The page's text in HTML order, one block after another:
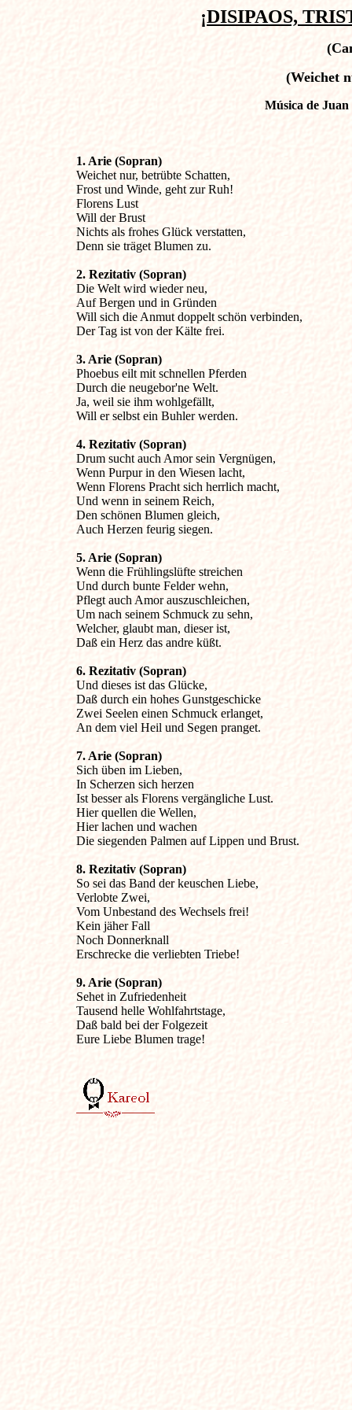
¡DISIPAOS,
(Weichet
Música de Juan
1. Arie (Sopran)
Weichet nur, betrübte Schatten,
Frost und Winde, geht zur Ruh!
Florens Lust
Will der Brust
Nichts als frohes Glück verstatten,
Denn sie träget Blumen zu.
2. Rezitativ (Sopran)
Die Welt wird wieder neu,
Auf Bergen und in Gründen
Will sich die Anmut doppelt schön verbinden,
Der Tag ist von der Kälte frei.
3. Arie (Sopran)
Phoebus eilt mit schnellen Pferden
Durch die neugebor'ne Welt.
Ja, weil sie ihm wohlgefällt,
Will er selbst ein Buhler werden.
4. Rezitativ (Sopran)
Drum sucht auch Amor sein Vergnügen,
Wenn Purpur in den Wiesen lacht,
Wenn Florens Pracht sich herrlich macht,
Und wenn in seinem Reich,
Den schönen Blumen gleich,
Auch Herzen feurig siegen.
5. Arie (Sopran)
Wenn die Frühlingslüfte streichen
Und durch bunte Felder wehn,
Pflegt auch Amor auszuschleichen,
Um nach seinem Schmuck zu sehn,
Welcher, glaubt man, dieser ist,
Daß ein Herz das andre küßt.
6. Rezitativ (Sopran)
Und dieses ist das Glücke,
Daß durch ein hohes Gunstgeschicke
Zwei Seelen einen Schmuck erlanget,
An dem viel Heil und Segen pranget.
7. Arie (Sopran)
Sich üben im Lieben,
In Scherzen sich herzen
Ist besser als Florens vergängliche Lust.
Hier quellen die Wellen,
Hier lachen und wachen
Die siegenden Palmen auf Lippen und Brust.
8. Rezitativ (Sopran)
So sei das Band der keuschen Liebe,
Verlobte Zwei,
Vom Unbestand des Wechsels frei!
Kein jäher Fall
Noch Donnerknall
Erschrecke die verliebten Triebe!
9. Arie (Sopran)
Sehet in Zufriedenheit
Tausend helle Wohlfahrtstage,
Daß bald bei der Folgezeit
Eure Liebe Blumen trage!